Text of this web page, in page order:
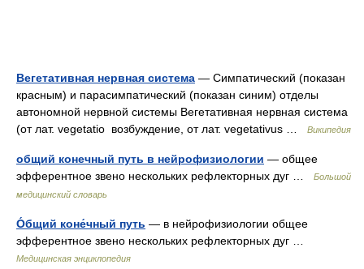
Вегетативная нервная система — Симпатический (показан
красным) и парасимпатический (показан синим) отделы
автономной нервной системы Вегетативная нервная система
(от лат. vegetatio возбуждение, от лат. vegetativus …
Википедия
общий конечный путь в нейрофизиологии — общее
эфферентное звено нескольких рефлекторных дуг …
Большой
медицинский словарь
О́бщий коне́чный путь — в нейрофизиологии общее
эфферентное звено нескольких рефлекторных дуг …
Медицинская энциклопедия